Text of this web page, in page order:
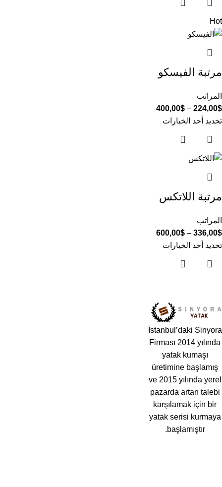
Hot
مرتبة الفيسكو
المراتب
224,00$
–
400,00$
تحديد أحد الخيارات
مرتبة اللاتكس
المراتب
336,00$
–
600,00$
تحديد أحد الخيارات
İstanbul’daki Sinyora
Firması 2014 yılında
yatak kumaşı
üretimine başlamış
ve 2015 yılında yerel
pazarda artan talebi
karşılamak için bir
yatak serisi kurmaya
başlamıştır.